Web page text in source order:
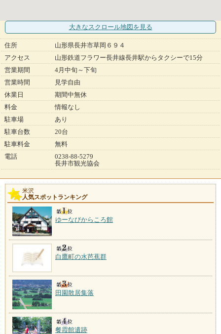
大きなスクロール地図 を見る
住所
山形県長井市草岡６９４
アクセス
山形鉄道フラワー長井線長井駅からタクシーで15分
営業期間
4月中旬～下旬
営業時間
見学自由
休業日
期間中無休
料金
情報なし
駐車場
あり
駐車台数
20台
駐車料金
無料
電話
0238-88-5279
長井市観光協会
米沢
人気スポットランキング
ゆーなびからころ館
白鷹町の水芭蕉群
田園散居集落
餐霞館遺跡